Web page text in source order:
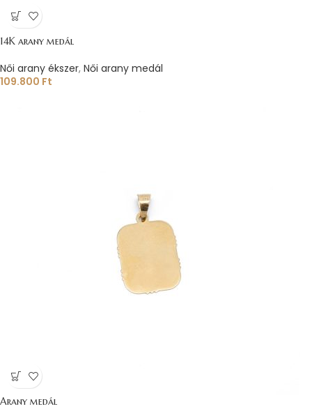
14K arany medál
Női arany ékszer, Női arany medál
109.800 Ft
Arany medál